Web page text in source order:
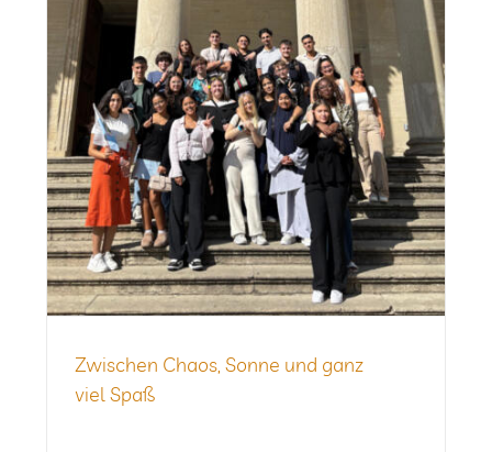
Zwi­schen Chaos, Sonne und ganz
viel Spaß